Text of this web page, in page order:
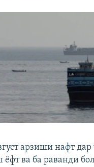
арзиши нафт
ва ба раванди